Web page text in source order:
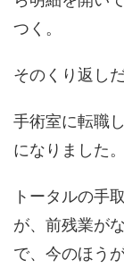
つく。
そのくり返し
手術室に転職
になりました。
トータルの手
が、前残業が
で、今のほう